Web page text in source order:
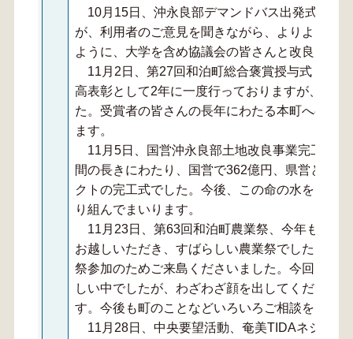
10月15日、沖永良部デマンドバス出発式、ま
が、利用者のご意見を聞きながら、よりよい使
ように、大学を含め協議会の皆さんと改良を重
11月2日、第27回和泊町総合褒賞授与式・文
高表彰として2年に一度行っておりますが、今
た。受賞者の皆さんの長年にわたる本町へのご
ます。
11月5日、国営沖永良部土地改良事業完工式、
間の長きにわたり、国営で362億円、県営と合
クトの完工式でした。今後、この命の水を大切
り組んでまいります。
11月23日、第63回和泊町農業祭、今年も天候
お越しいただき、すばらしい農業祭でした。ま
祭参加のためご来島くださいました。今回は、
しい中でしたが、わざわざ顔を出してくださっ
す。今後も町のことなどいろいろご相談をして
11月28日、中央要望活動、奄美TIDAネシア交